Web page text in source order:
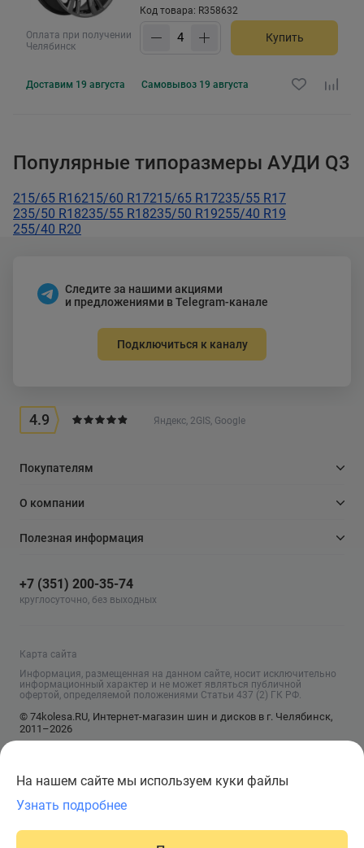
Оплата при получении
Челябинск
Код товара: R358632
Купить
Доставим 19 августа Самовывоз 19 августа
Популярные типоразмеры АУДИ Q3
215/65 R16215/60 R17215/65 R17235/55 R17
235/50 R18235/55 R18235/50 R19255/40 R19
255/40 R20
Следите за нашими акциями
и предложениями в Telegram-канале
Подключиться к каналу
4.9 Яндекс, 2GIS, Google
Покупателям
О компании
Полезная информация
+7 (351) 200-35-74
круглосуточно, без выходных
Карта сайта
Информация, размещенная на данном сайте, носит исключительно
информационный характер и не может являться публичной
офертой, определяемой положениями Статьи 437 (2) ГК РФ.
© 74kolesa.RU, Интернет-магазин шин и дисков в г. Челябинск,
2011–2026
На нашем сайте мы используем куки файлы
Узнать подробнее